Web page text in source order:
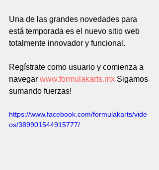
Una de las grandes novedades para
está temporada es el nuevo sitio web
totalmente innovador y funcional.
Regístrate como usuario y comienza a
navegar www.formulakarts.mx Sigamos
sumando fuerzas!
https://www.facebook.com/formulakarts/vide
os/389901544915777/